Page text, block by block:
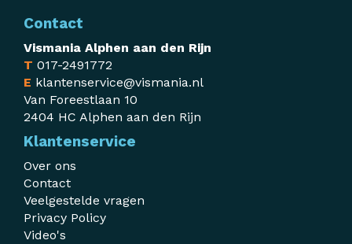
Contact
Vismania Alphen aan den Rijn
T 017-2491772
E klantenservice@vismania.nl
Van Foreestlaan 10
2404 HC Alphen aan den Rijn
Klantenservice
Over ons
Contact
Veelgestelde vragen
Privacy Policy
Video's